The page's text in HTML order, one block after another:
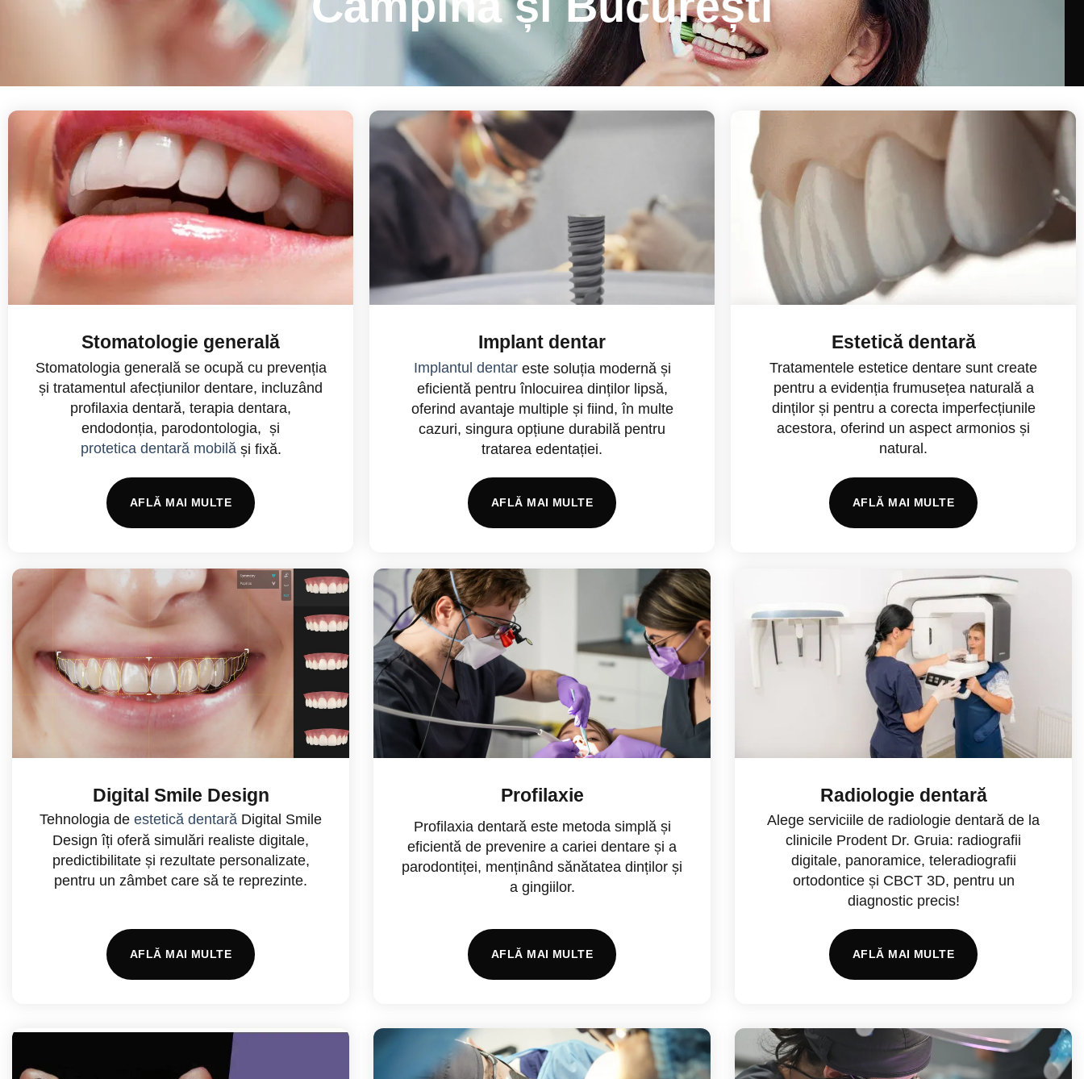
Stomatologie generală
Stomatologia generală se ocupă cu prevenția
și tratamentul afecțiunilor dentare, incluzând
profilaxia dentară, terapia dentara,
endodonția, parodontologia, și
protetica dentară mobilăși fixă.
AFLĂ MAI MULTE
Implant dentar
Implantul dentareste soluția modernă și
eficientă pentru înlocuirea dinților lipsă,
oferind avantaje multiple și fiind, în multe
cazuri, singura opțiune durabilă pentru
tratarea edentației.
AFLĂ MAI MULTE
Estetică dentară
Tratamentele estetice dentare sunt create
pentru a evidenția frumusețea naturală a
dinților și pentru a corecta imperfecțiunile
acestora, oferind un aspect armonios și
natural.
AFLĂ MAI MULTE
Digital Smile Design
Tehnologia de estetică dentară Digital Smile
Design îți oferă simulări realiste digitale,
predictibilitate și rezultate personalizate,
pentru un zâmbet care să te reprezinte.
AFLĂ MAI MULTE
Profilaxie
Profilaxia dentară este metoda simplă și
eficientă de prevenire a cariei dentare și a
parodontiței, menținând sănătatea dinților și
a gingiilor.
AFLĂ MAI MULTE
Radiologie dentară
Alege serviciile de radiologie dentară de la
clinicile Prodent Dr. Gruia: radiografii
digitale, panoramice, teleradiografii
ortodontice și CBCT 3D, pentru un
diagnostic precis!
AFLĂ MAI MULTE